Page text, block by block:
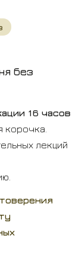
без
16 часов
корочка.
лекций